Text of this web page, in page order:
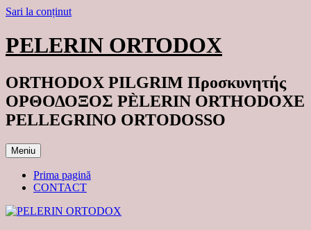
Sari la conținut
PELERIN ORTODOX
ORTHODOX PILGRIM Προσκυνητής
ΟΡΘΟΔΟΞΟΣ PÈLERIN ORTHODOXE
PELLEGRINO ORTODOSSO
Meniu
Prima pagină
CONTACT